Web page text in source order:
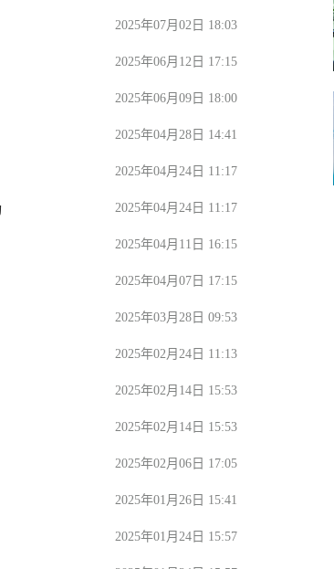
2025年07月02日 18:03
2025年06月12日 17:15
2025年06月09日 18:00
2025年04月28日 14:41
2025年04月24日 11:17
2025年04月24日 11:17
2025年04月11日 16:15
2025年04月07日 17:15
2025年03月28日 09:53
2025年02月24日 11:13
2025年02月14日 15:53
2025年02月14日 15:53
2025年02月06日 17:05
2025年01月26日 15:41
2025年01月24日 15:57